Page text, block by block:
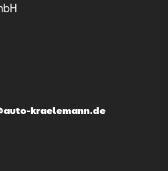
kraelemann.de